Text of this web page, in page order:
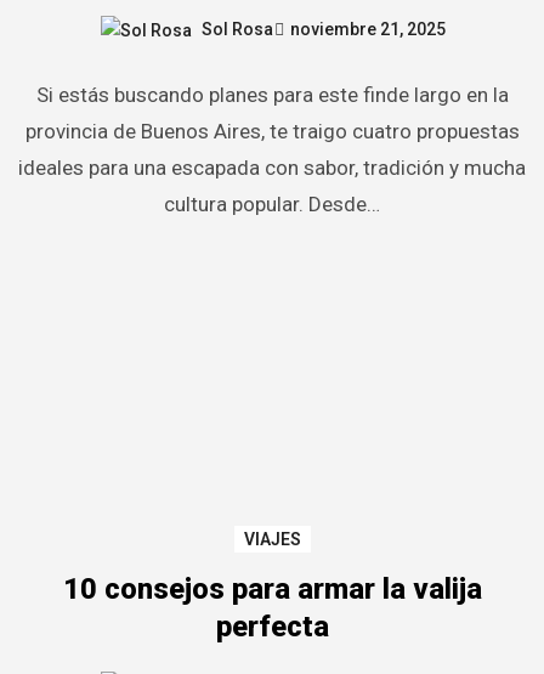
Sol Rosa noviembre 21, 2025
Si estás buscando planes para este finde largo en la
provincia de Buenos Aires, te traigo cuatro propuestas
ideales para una escapada con sabor, tradición y mucha
cultura popular. Desde…
VIAJES
10 consejos para armar la valija
perfecta